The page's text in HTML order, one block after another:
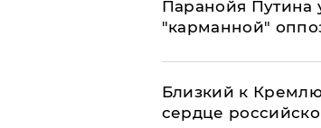
Паранойя Путина
"карманной"
Близкий к
сердце